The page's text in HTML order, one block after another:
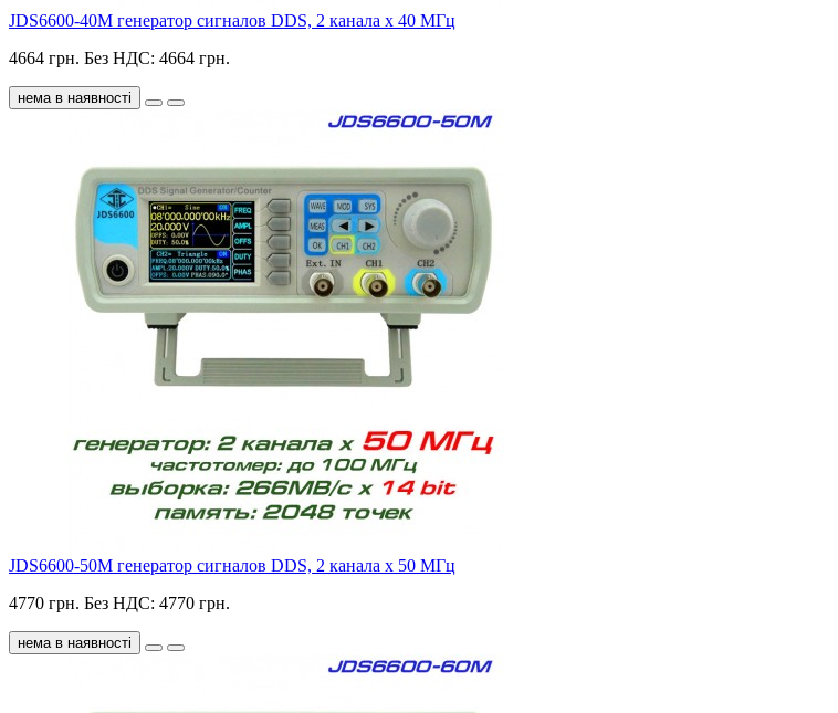
JDS6600-40M генератор сигналов DDS, 2 канала х 40 МГц
4664 грн. Без НДС: 4664 грн.
нема в наявності
JDS6600-50M генератор сигналов DDS, 2 канала х 50 МГц
4770 грн. Без НДС: 4770 грн.
нема в наявності